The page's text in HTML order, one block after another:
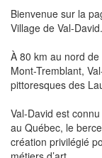
Bienvenue sur la
Village de Val-David.
À 80 km au nord
Mont-Tremblant,
pittoresques des
Val-David est
au Québec, le
création privilégié